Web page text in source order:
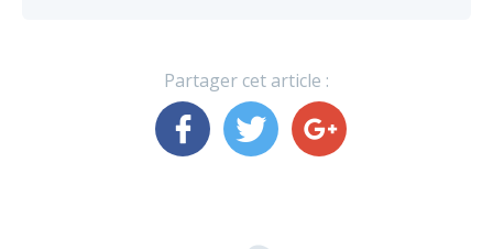
Partager cet article :